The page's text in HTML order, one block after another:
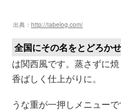
出典： http://tabelog.com/
全国にその名をとどろか
は関西風です。蒸さずに
香ばしく仕上がりに。
うな重が一押しメニュー